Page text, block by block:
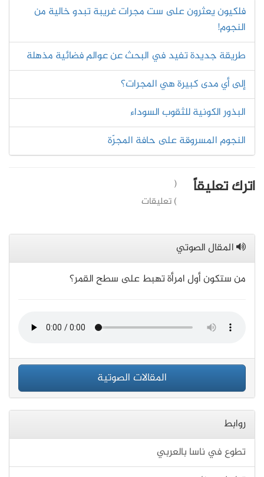
فلكيون يعثرون على ست مجرات غريبة تبدو خالية من
النجوم!
طريقة جديدة تفيد في البحث عن عوالم فضائية مذهلة
إلى أي مدى كبيرة هي المجرات؟
البذور الكونية للثقوب السوداء
النجوم المسروقة على حافة المجرّة
اترك تعليقاً
(
) تعليقات
المقال الصوتي
من ستكون أول امرأة تهبط على سطح القمر؟
المقالات الصوتية
روابط
تطوع في ناسا بالعربي